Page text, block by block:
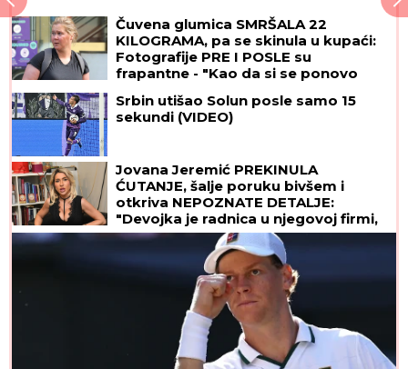
Čuvena glumica SMRŠALA 22
KILOGRAMA, pa se skinula u kupaći:
Fotografije PRE I POSLE su
frapantne - "Kao da si se ponovo
Srbin utišao Solun posle samo 15
sekundi (VIDEO)
Jovana Jeremić PREKINULA
ĆUTANJE, šalje poruku bivšem i
otkriva NEPOZNATE DETALJE:
"Devojka je radnica u njegovoj firmi,
pravi bureke"